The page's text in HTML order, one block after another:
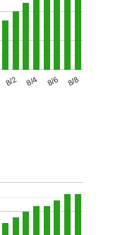
8/2 8/4 8/6 8/8